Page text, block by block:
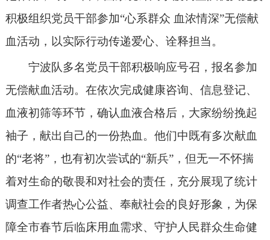
积极组织党员干部参加“心系群众 血浓情深”无偿献
血活动，以实际行动传递爱心、诠释担当。
宁波队多名党员干部积极响应号召，报名参加
无偿献血活动。在依次完成健康咨询、信息登记、
血液初筛等环节，确认血液合格后，大家纷纷挽起
袖子，献出自己的一份热血 。他们中既有多次献血
的“老将”，也有初次尝试的“新兵”，但无一不怀揣
着对生命的敬畏和对社会的责任，充分展现了统计
调查工作者热心公益、 奉献社会的良好形象，为保
障全市春节后临床用血需求、守护人民群众生命健